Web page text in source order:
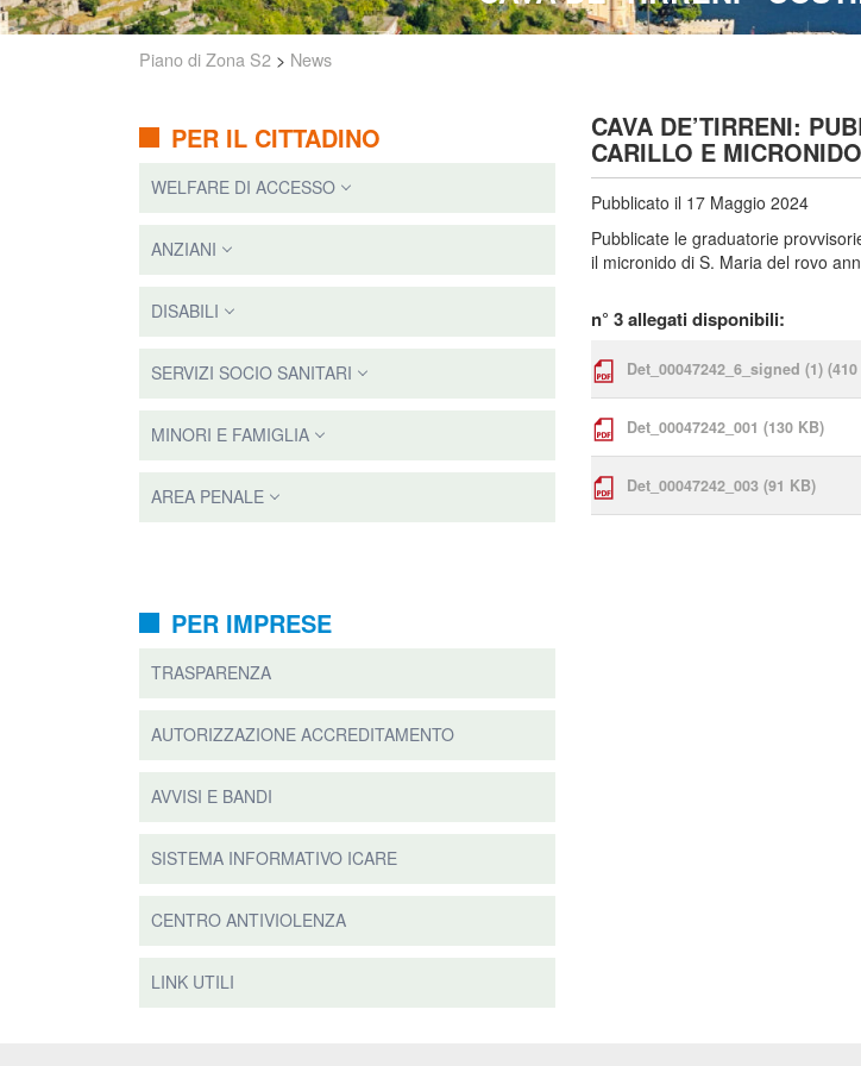
Piano di Zona S2 > News
PER IL CITTADINO
WELFARE DI ACCESSO
ANZIANI
DISABILI
SERVIZI SOCIO SANITARI
MINORI E FAMIGLIA
AREA PENALE
PER IMPRESE
TRASPARENZA
AUTORIZZAZIONE ACCREDITAMENTO
AVVISI E BANDI
SISTEMA INFORMATIVO ICARE
CENTRO ANTIVIOLENZA
LINK UTILI
CAVA DE’TIRRENI:
CARILLO E
Pubblicato il 17 Maggio 2024
Pubblicate le graduatorie
il micronido di S. Maria del rovo
n° 3 allegati disponibili:
Det_00047242_6_signed (1)
Det_00047242_001 (130 KB)
Det_00047242_003 (91 KB)